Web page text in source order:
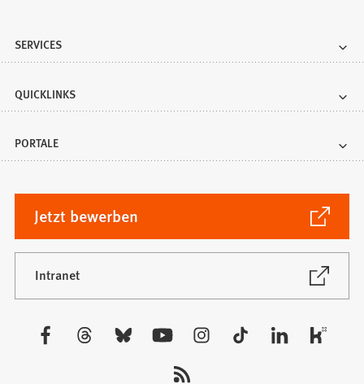
SERVICES
QUICKLINKS
PORTALE
Jetzt bewerben
(Öffnet
in
einem
neuen
Tab)
Intranet
(Öffnet
neuen
Besuchen